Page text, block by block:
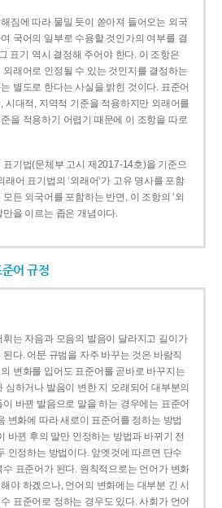
짐에 따라 물밀 듯이 쏟아져 들어오는 외국
국어의 일부로 수용할 것인가의 여부를 결
표기 역시 결정해 주어야 한다. 이 조항은
래어로 인정될 수 있는 것인지를 결정하는
별도로 한다는 사실을 밝힌 것이다. 표준어
시대적, 지역적 기준을 적용하지만 외래어를
을 적용하기 어렵기 때문에 이 조항을 따로
기법(문체부 고시 제2017-14호)을 기준으
어 표기법의 ‘외래어’가 고유 명사를 포함
든 외국어를 포함하는 반면, 이 조항의 ‘외
만을 이르는 좁은 개념이다.
어 규정
는 자음과 모음의 발음이 달라지고 길이가
다. 어문 규범을 자주 바꾸는 것은 바람직
변화를 입어도 표준어를 곧바로 바꾸지는
심하거나 발음이 변한 지 오래되어 대부분의
바뀐 발음으로 말을 하는 경우에는 표준어
변화에 따라 새로이 표준어를 정하는 방법
바뀐 후의 말만 인정하는 방법과 바뀌기 전
인정하는 방법이다. 앞엣것에 따르면 단수
표준어가 된다. 원칙적으로는 언어가 변화
야 하겠으나, 언어의 변화에는 대부분 긴 시
표준어로 정하는 경우도 있다. 사회가 언어